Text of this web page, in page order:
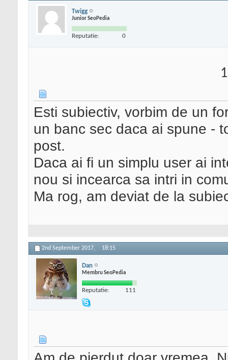
Twigg
Junior SeoPedia
Reputatie: 0
Esti subiectiv, vorbim de un
un banc sec daca ai spune -
post.
Daca ai fi un simplu user ai
nou si incearca sa intri in
Ma rog, am deviat de la
2nd September 2017, 18:15
Dan
Membru SeoPedia
Reputatie: 111